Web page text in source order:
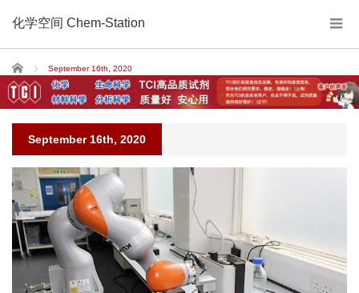
化学空间 Chem-Station
Home September 16th, 2020
September 16th, 2020